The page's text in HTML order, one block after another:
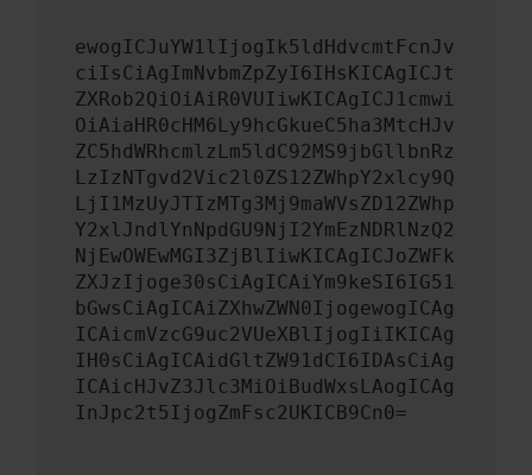
ewogICJuYW1lIjogIk5ldHdvcmtFcnJv
ciIsCiAgImNvbmZpZyI6IHsKICAgICJt
ZXRob2QiOiAiR0VUIiwKICAgICJ1cmwi
OiAiaHR0cHM6Ly9hcGkueC5ha3MtcHJv
ZC5hdWRhcmlzLm5ldC92MS9jbGllbnRz
LzIzNTgvd2Vic2l0ZS12ZWhpY2xlcy9Q
LjI1MzUyJTIzMTg3Mj9maWVsZD12ZWhp
Y2xlJndlYnNpdGU9NjI2YmEzNDRlNzQ2
NjEwOWEwMGI3ZjBlIiwKICAgICJoZWFk
ZXJzIjoge30sCiAgICAiYm9keSI6IG51
bGwsCiAgICAiZXhwZWN0IjogewogICAg
ICAicmVzcG9uc2VUeXBlIjogIiIKICAg
IH0sCiAgICAidGltZW91dCI6IDAsCiAg
ICAicHJvZ3Jlc3MiOiBudWxsLAogICAg
InJpc2t5IjogZmFsc2UKICB9Cn0=